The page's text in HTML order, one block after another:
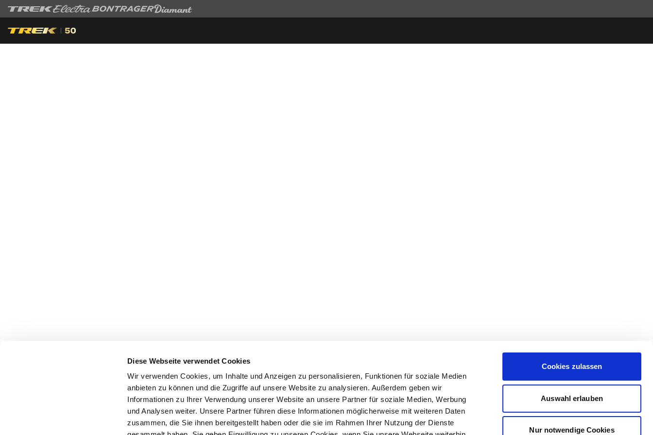
Diese Webseite verwendet Cookies
Wir verwenden Cookies, um Inhalte und Anzeigen zu personalisieren, Funktionen für soziale Medien
anbieten zu können und die Zugriffe auf unsere Website zu analysieren. Außerdem geben wir
Informationen zu Ihrer Verwendung unserer Website an unsere Partner für soziale Medien, Werbung
und Analysen weiter. Unsere Partner führen diese Informationen möglicherweise mit weiteren Daten
zusammen, die Sie ihnen bereitgestellt haben oder die sie im Rahmen Ihrer Nutzung der Dienste
Cookies zulassen
Auswahl erlauben
Nur notwendige Cookies